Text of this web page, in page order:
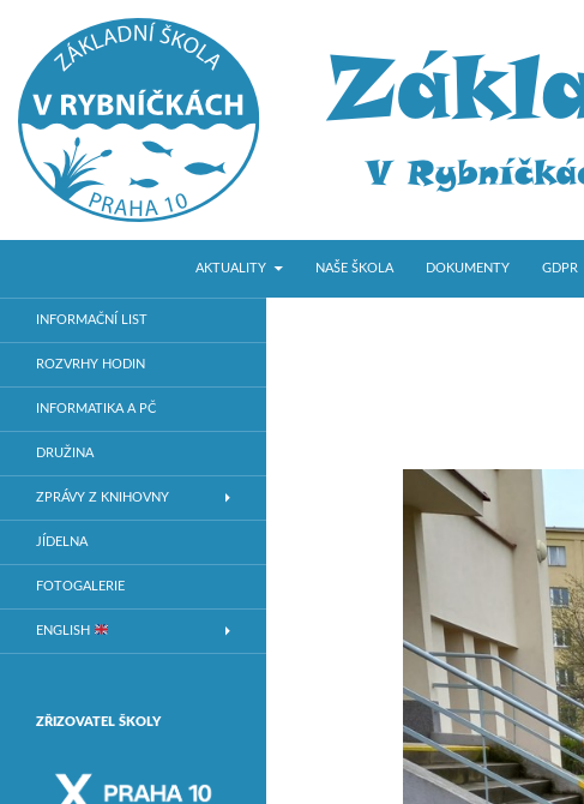
ZŠ V RybníčkáchAKTUALITY
NAŠE ŠKOLA DOKUMENTY GDPR
Základní škola v Praze 10
INFORMAČNÍ LIST
ROZVRHY HODIN
INFORMATIKA A PČ
DRUŽINA
ZPRÁVY Z KNIHOVNY
JÍDELNA
FOTOGALERIE
ENGLISH
ZŘIZOVATEL ŠKOLY